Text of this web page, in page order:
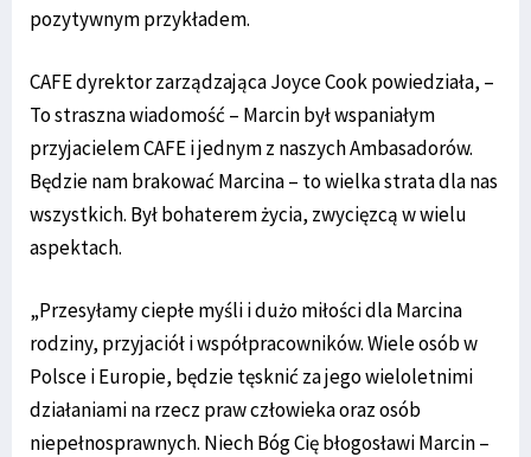
pozytywnym przykładem.
CAFE dyrektor zarządzająca Joyce Cook powiedziała, –
To straszna wiadomość – Marcin był wspaniałym
przyjacielem CAFE i jednym z naszych Ambasadorów.
Będzie nam brakować Marcina – to wielka strata dla nas
wszystkich. Był bohaterem życia, zwycięzcą w wielu
aspektach.
„Przesyłamy ciepłe myśli i dużo miłości dla Marcina
rodziny, przyjaciół i współpracowników. Wiele osób w
Polsce i Europie, będzie tęsknić za jego wieloletnimi
działaniami na rzecz praw człowieka oraz osób
niepełnosprawnych. Niech Bóg Cię błogosławi Marcin –